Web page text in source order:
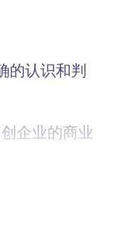
的认识和判
企业的商业